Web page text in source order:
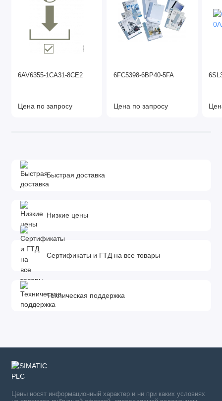
6AV6355-1CA31-8CE2
Цена по запросу
6FC5398-6BP40-5FA
Цена по запросу
Быстрая доставка
Низкие цены
Сертификаты и ГТД на все товары
Техническая поддержка
Цены носят информационный характер и ни при каких условиях